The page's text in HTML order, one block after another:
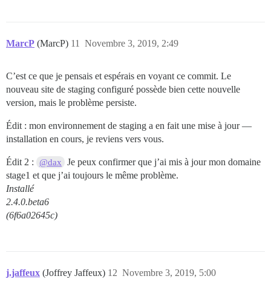
MarcP (MarcP) Novembre 3, 2019, 2:49
11
C’est ce que je pensais et espérais en voyant ce commit. Le
nouveau site de staging configuré possède bien cette nouvelle
version, mais le problème persiste.
Édit : mon environnement de staging a en fait une mise à jour —
installation en cours, je reviens vers vous.
Édit 2 : @dax
Je peux confirmer que j’ai mis à jour mon domaine
stage1 et que j’ai toujours le même problème.
Installé
2.4.0.beta6
(6f6a02645c)
j.jaffeux (Joffrey Jaffeux) Novembre 3, 2019, 5:00
12